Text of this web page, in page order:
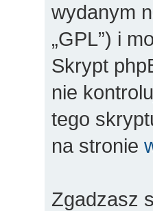
wydanym
„GPL”) i
Skrypt
nie
tego
na stronie
Zgadzasz